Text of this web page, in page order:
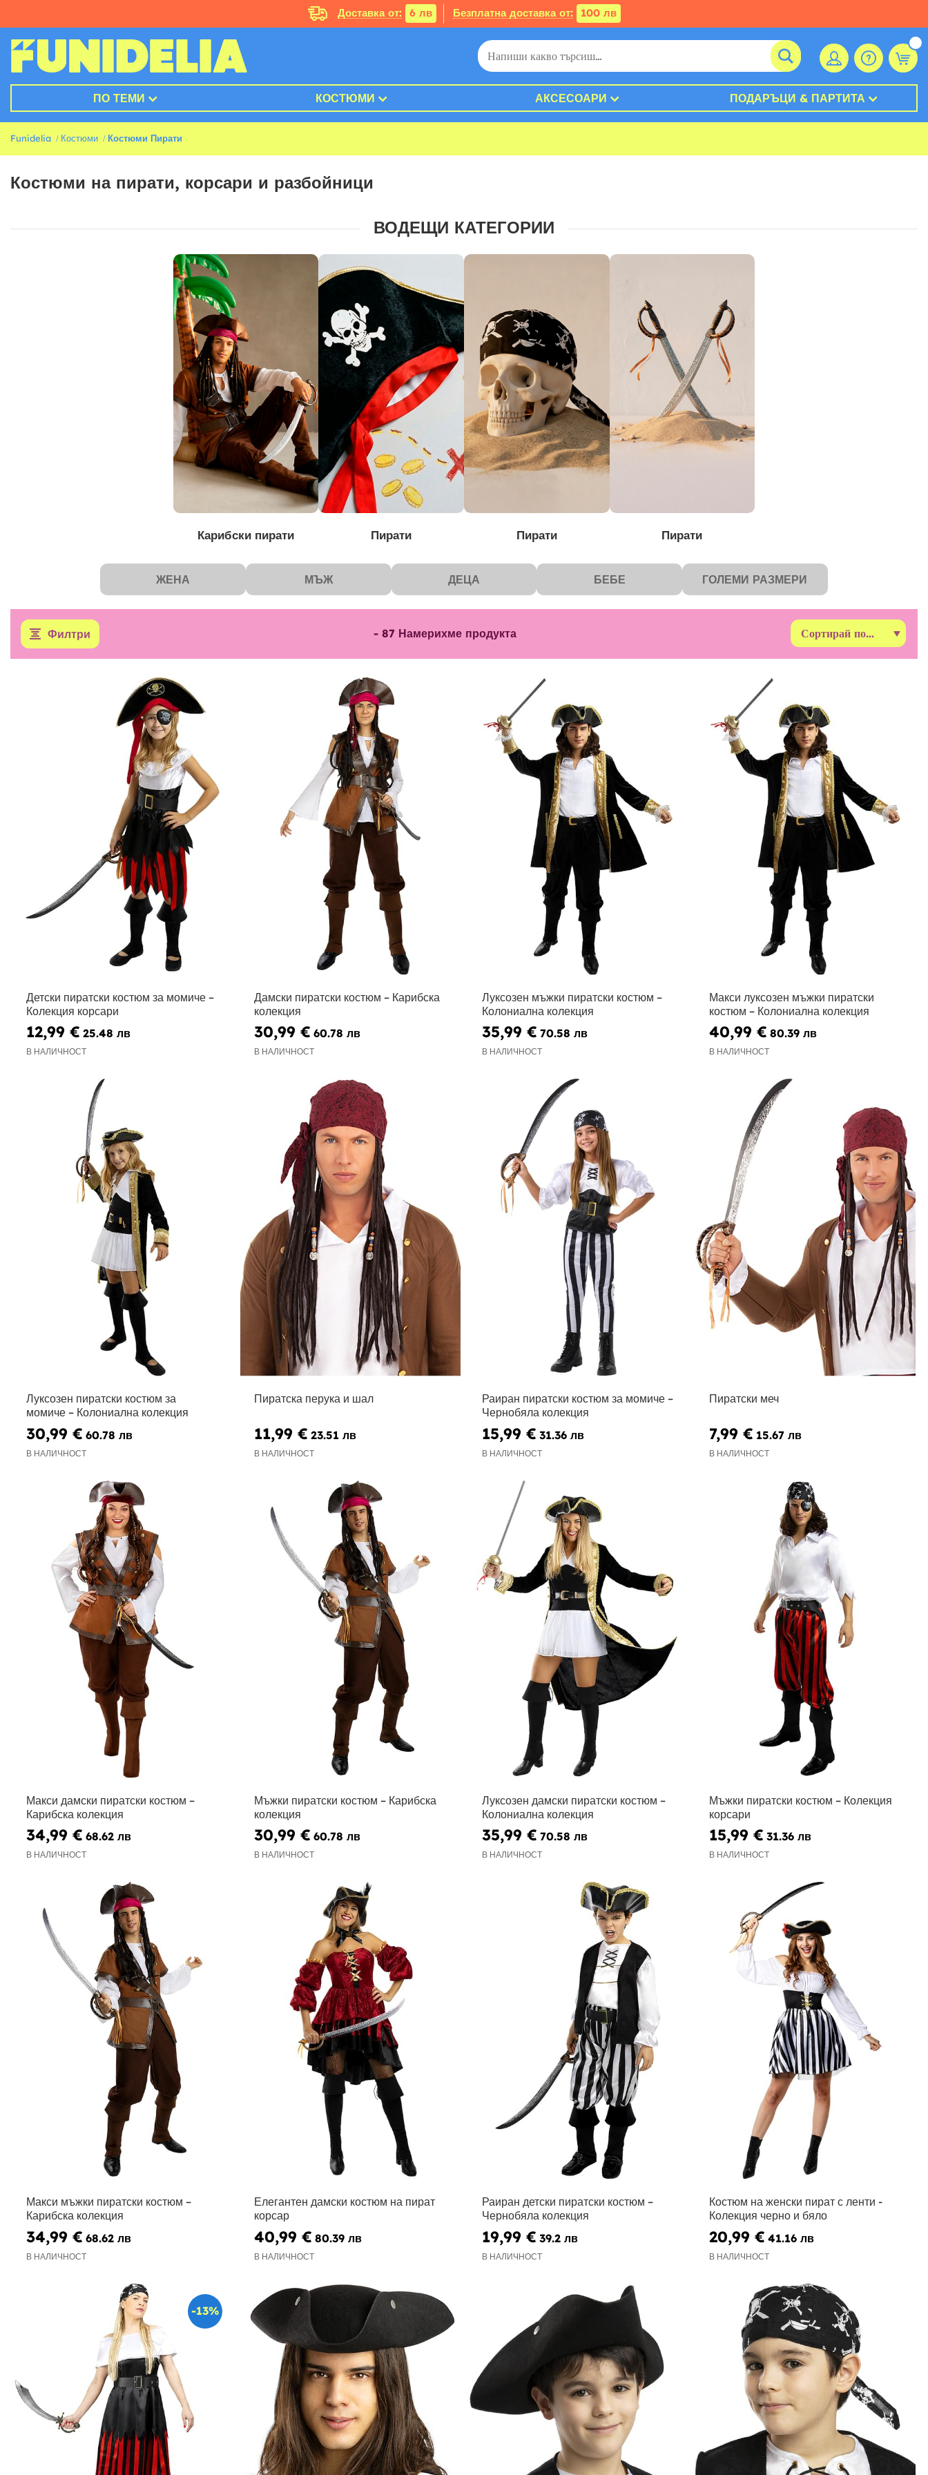
Доставка от: 6 лв Безплатна доставка от: 100 лв
ПО ТЕМИ КОСТЮМИ АКСЕСОАРИ ПОДАРЪЦИ & ПАРТИТА
Funidelia Костюми Костюми Пирати
Костюми на пирати, корсари и разбойници
ВОДЕЩИ КАТЕГОРИИ
Карибски пирати Пирати Пирати Пирати
ЖЕНА МЪЖ ДЕЦА БЕБЕ ГОЛЕМИ РАЗМЕРИ
Филтри - 87 Намерихме продукта
Детски пиратски костюм за момиче –
Колекция корсари
12,99 € 25.48 лв
В НАЛИЧНОСТ
Дамски пиратски костюм – Карибска
колекция
30,99 € 60.78 лв
В НАЛИЧНОСТ
Луксозен мъжки пиратски костюм –
Колониална колекция
35,99 € 70.58 лв
В НАЛИЧНОСТ
Макси луксозен мъжки пиратски
костюм – Колониална колекция
40,99 € 80.39 лв
В НАЛИЧНОСТ
Луксозен пиратски костюм за
момиче – Колониална колекция
30,99 € 60.78 лв
В НАЛИЧНОСТ
Пиратска перука и шал
11,99 € 23.51 лв
В НАЛИЧНОСТ
Раиран пиратски костюм за момиче –
Чернобяла колекция
15,99 € 31.36 лв
В НАЛИЧНОСТ
Пиратски меч
7,99 € 15.67 лв
В НАЛИЧНОСТ
Макси дамски пиратски костюм –
Карибска колекция
34,99 € 68.62 лв
В НАЛИЧНОСТ
Мъжки пиратски костюм – Карибска
колекция
30,99 € 60.78 лв
В НАЛИЧНОСТ
Луксозен дамски пиратски костюм –
Колониална колекция
35,99 € 70.58 лв
В НАЛИЧНОСТ
Мъжки пиратски костюм – Колекция
корсари
15,99 € 31.36 лв
В НАЛИЧНОСТ
Макси мъжки пиратски костюм –
Карибска колекция
34,99 € 68.62 лв
В НАЛИЧНОСТ
Елегантен дамски костюм на пират
корсар
40,99 € 80.39 лв
В НАЛИЧНОСТ
Раиран детски пиратски костюм –
Чернобяла колекция
19,99 € 39.2 лв
В НАЛИЧНОСТ
Костюм на женски пират с ленти -
Колекция черно и бяло
20,99 € 41.16 лв
В НАЛИЧНОСТ
-13%